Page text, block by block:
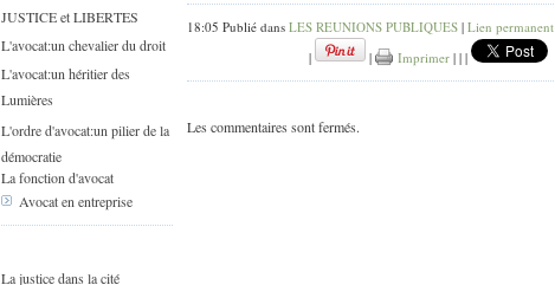
JUSTICE et LIBERTES
L'avocat:un chevalier du droit
L'avocat:un héritier des
Lumières
L'ordre d'avocat:un pilier de la
démocratie
La fonction d'avocat
Avocat en entreprise
La justice dans la cité
18:05 Publié dans LES REUNIONS PUBLIQUES | Lien permanent
|
| Imprimer | | |
Les commentaires sont fermés.